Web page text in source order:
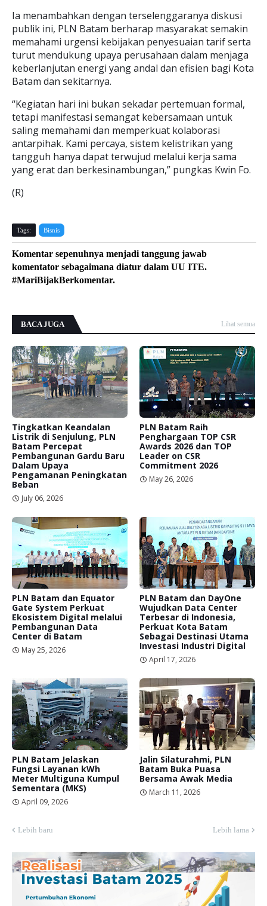
Ia menambahkan dengan terselenggaranya diskusi
publik ini, PLN Batam berharap masyarakat semakin
memahami urgensi kebijakan penyesuaian tarif serta
turut mendukung upaya perusahaan dalam menjaga
keberlanjutan energi yang andal dan efisien bagi Kota
Batam dan sekitarnya.
“Kegiatan hari ini bukan sekadar pertemuan formal,
tetapi manifestasi semangat kebersamaan untuk
saling memahami dan memperkuat kolaborasi
antarpihak. Kami percaya, sistem kelistrikan yang
tangguh hanya dapat terwujud melalui kerja sama
yang erat dan berkesinambungan,” pungkas Kwin Fo.
(R)
Tags: Bisnis
Komentar sepenuhnya menjadi tanggung jawab
komentator sebagaimana diatur dalam UU ITE.
#MariBijakBerkomentar.
BACA JUGA Lihat semua
Tingkatkan Keandalan
Listrik di Senjulung, PLN
Batam Percepat
Pembangunan Gardu Baru
Dalam Upaya
Pengamanan Peningkatan
Beban
July 06, 2026
PLN Batam Raih
Penghargaan TOP CSR
Awards 2026 dan TOP
Leader on CSR
Commitment 2026
May 26, 2026
PLN Batam dan Equator
Gate System Perkuat
Ekosistem Digital melalui
Pembangunan Data
Center di Batam
May 25, 2026
PLN Batam dan DayOne
Wujudkan Data Center
Terbesar di Indonesia,
Perkuat Kota Batam
Sebagai Destinasi Utama
Investasi Industri Digital
April 17, 2026
PLN Batam Jelaskan
Fungsi Layanan kWh
Meter Multiguna Kumpul
Sementara (MKS)
April 09, 2026
Jalin Silaturahmi, PLN
Batam Buka Puasa
Bersama Awak Media
March 11, 2026
Lebih baru Lebih lama